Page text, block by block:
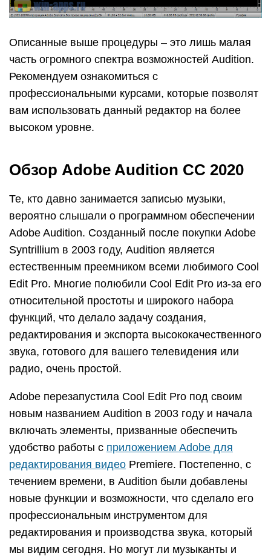
Описанные выше процедуры – это лишь малая
часть огромного спектра возможностей Audition.
Рекомендуем ознакомиться с
профессиональными курсами, которые позволят
вам использовать данный редактор на более
высоком уровне.
Обзор Adobe Audition CC 2020
Те, кто давно занимается записью музыки,
вероятно слышали о программном обеспечении
Adobe Audition. Созданный после покупки Adobe
Syntrillium в 2003 году, Audition является
естественным преемником всеми любимого Cool
Edit Pro. Многие полюбили Cool Edit Pro из-за его
относительной простоты и широкого набора
функций, что делало задачу создания,
редактирования и экспорта высококачественного
звука, готового для вашего телевидения или
радио, очень простой.
Adobe перезапустила Cool Edit Pro под своим
новым названием Audition в 2003 году и начала
включать элементы, призванные обеспечить
удобство работы с приложением Adobe для
редактирования видео Premiere. Постепенно, с
течением времени, в Audition были добавлены
новые функции и возможности, что сделало его
профессиональным инструментом для
редактирования и производства звука, который
мы видим сегодня. Но могут ли музыканты и